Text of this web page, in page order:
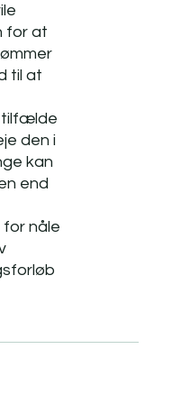
for at
til at
tilfælde
den i
kan
end
for nåle